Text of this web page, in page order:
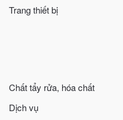
Trang thiết bị
Chất tẩy rửa, hóa chất
Dịch vụ